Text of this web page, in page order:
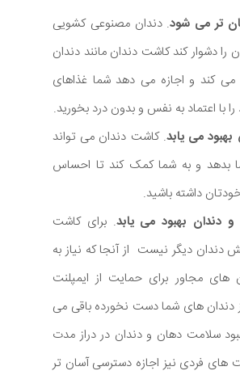
تر می شود. دندان مصنوعی کشویی
را دشوار کند کاشت دندان مانند دندان
کند و اجازه می دهد شما غذاهای
با اعتماد به نفس و بدون درد بخورید.
می یابد. کاشت دندان می تواند
بدهد و به شما کمک کند تا احساس
داشته باشید.
دندان بهبود می یابد. برای کاشت
دندان دیگر نیست از آنجا که نیاز به
های مجاور برای حمایت از ایمپلنت
دندان های شما دست نخورده باقی می
سلامت دهان و دندان در دراز مدت
های فردی نیز اجازه دسترسی آسان تر